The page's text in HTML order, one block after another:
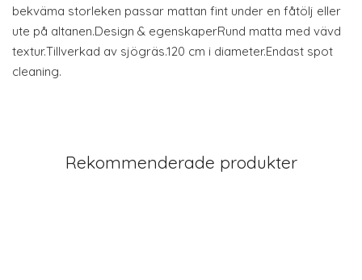
bekväma storleken passar mattan fint under en fåtölj eller
ute på altanen.Design & egenskaperRund matta med vävd
textur.Tillverkad av sjögräs.120 cm i diameter.Endast spot
cleaning.
Rekommenderade produkter